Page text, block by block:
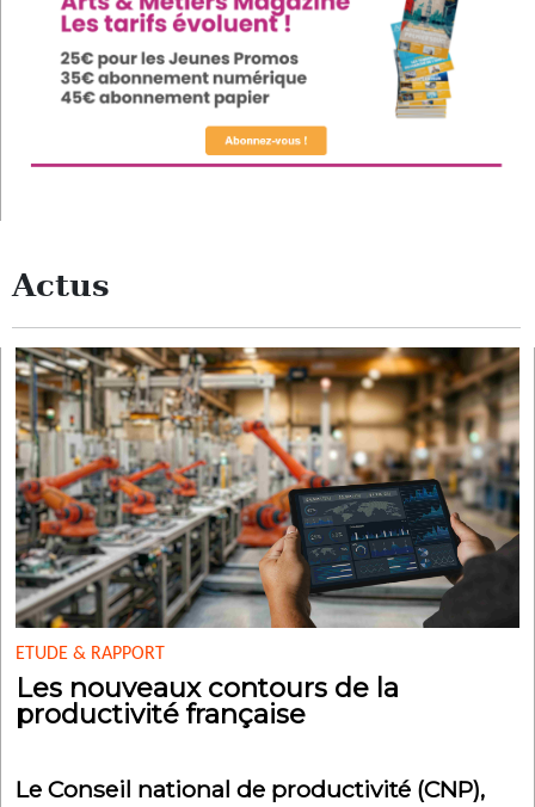
Actus
ETUDE & RAPPORT
Les nouveaux contours de la
productivité française
Le Conseil national de productivité (CNP),